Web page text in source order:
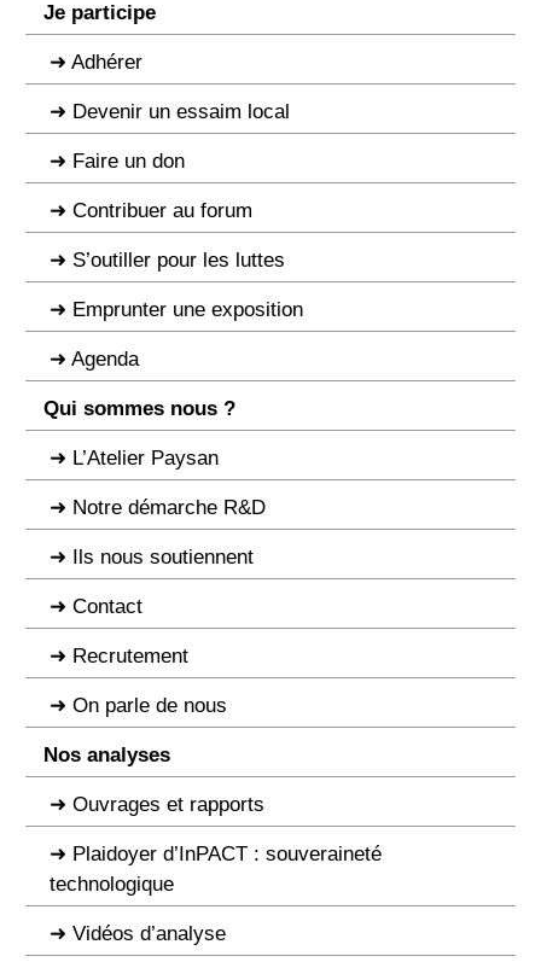
Je participe
Adhérer
Devenir un essaim local
Faire un don
Contribuer au forum
S’outiller pour les luttes
Emprunter une exposition
Agenda
Qui sommes nous ?
L’Atelier Paysan
Notre démarche R&D
Ils nous soutiennent
Contact
Recrutement
On parle de nous
Nos analyses
Ouvrages et rapports
Plaidoyer d’InPACT : souveraineté
technologique
Vidéos d’analyse